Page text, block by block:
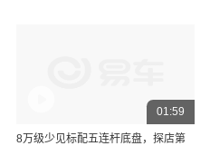
01:59
8万级少见标配五连杆底盘，探店第